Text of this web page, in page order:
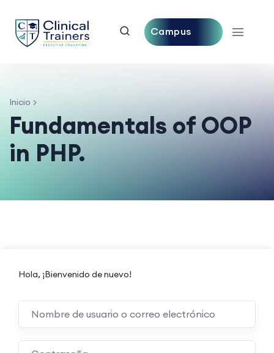
Campus
Inicio
Fundamentals of OOP
in PHP.
Hola, ¡Bienvenido de nuevo!